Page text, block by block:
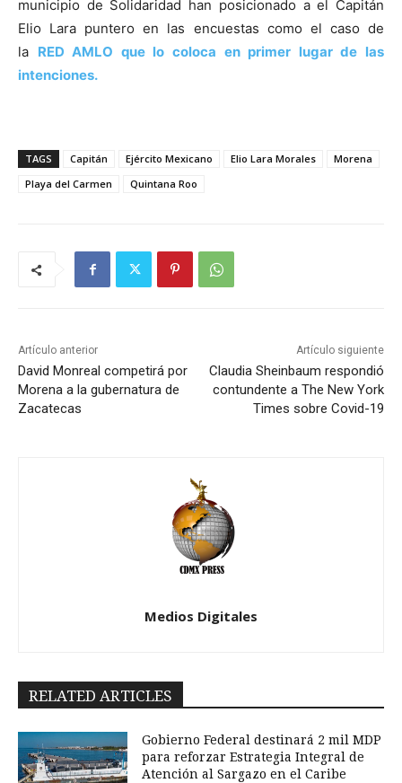
municipio de Solidaridad han posicionado a el Capitán
Elio Lara puntero en las encuestas como el caso de
la RED AMLO que lo coloca en primer lugar de las
intenciones.
TAGS Capitán Ejército Mexicano Elio Lara Morales
Morena
Playa del Carmen
Quintana Roo
Artículo anterior
David Monreal competirá por
Morena a la gubernatura de
Zacatecas
Artículo siguiente
Claudia Sheinbaum respondió
contundente a The New York
Times sobre Covid-19
Medios Digitales
RELATED ARTICLES
Gobierno Federal destinará 2 mil MDP
para reforzar Estrategia Integral de
Atención al Sargazo en el Caribe